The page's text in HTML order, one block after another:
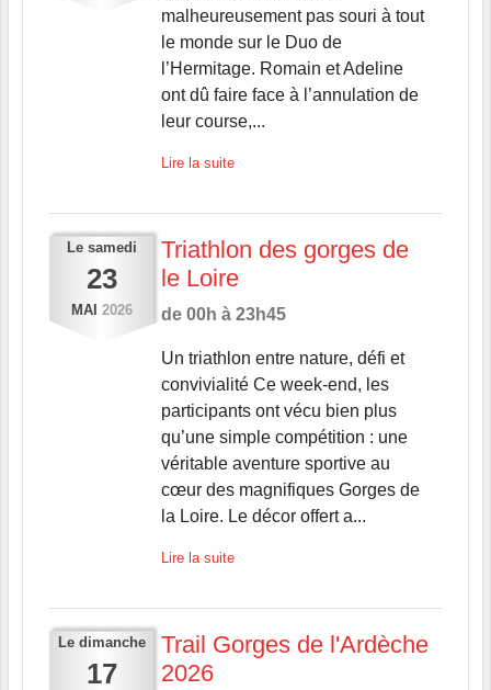
malheureusement pas souri à tout
le monde sur le Duo de
l’Hermitage. Romain et Adeline
ont dû faire face à l’annulation de
leur course,...
Lire la suite
Le samedi
23
MAI 2026
Triathlon des gorges de
le Loire
de 00h à 23h45
Un triathlon entre nature, défi et
convivialité Ce week-end, les
participants ont vécu bien plus
qu’une simple compétition : une
véritable aventure sportive au
cœur des magnifiques Gorges de
la Loire. Le décor offert a...
Lire la suite
Le dimanche
17
Trail Gorges de l'Ardèche
2026